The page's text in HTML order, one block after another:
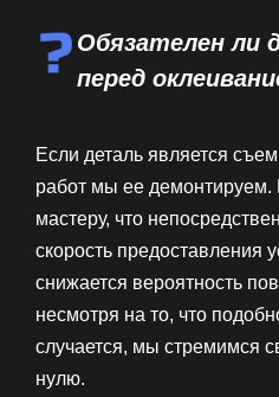
Обязателен ли
перед
Если деталь является
работ мы ее демонтируем.
мастеру, что
скорость предоставления
снижается вероятность
несмотря на то, что
случается, мы стремимся
нулю.